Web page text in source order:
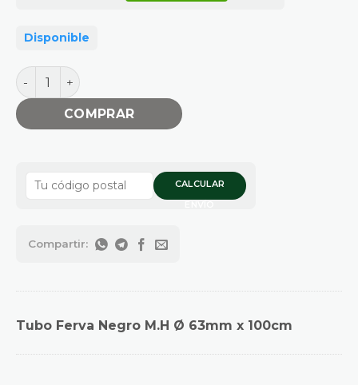
Tubo Ferva Negro M.H Ø 63mm x 100cm
Disponible
TUBO 63 X 1000 MM cantidad
COMPRAR
CALCULAR